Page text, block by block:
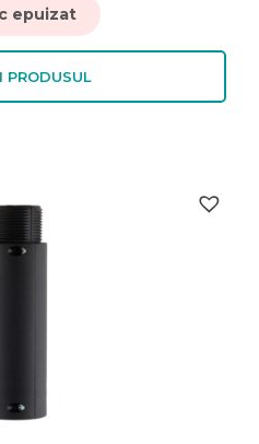
epuizat
PRODUSUL